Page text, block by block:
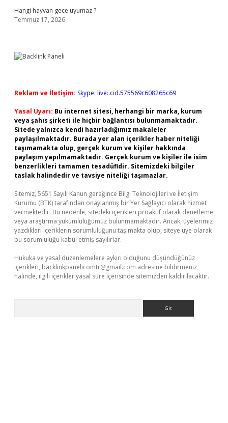
Hangi hayvan gece uyumaz ?
Temmuz 17, 2026
Reklam ve İletişim: Skype: live:.cid.575569c608265c69
Yasal Uyarı: Bu internet sitesi, herhangi bir marka, kurum
veya şahıs şirketi ile hiçbir bağlantısı bulunmamaktadır.
Sitede yalnızca kendi hazırladığımız makaleler
paylaşılmaktadır. Burada yer alan içerikler haber niteliği
taşımamakta olup, gerçek kurum ve kişiler hakkında
paylaşım yapılmamaktadır. Gerçek kurum ve kişiler ile isim
benzerlikleri tamamen tesadüfidir. Sitemizdeki bilgiler
taslak halindedir ve tavsiye niteliği taşımazlar.
Sitemiz, 5651 Sayılı Kanun gereğince Bilgi Teknolojileri ve İletişim
Kurumu (BTK) tarafından onaylanmış bir Yer Sağlayıcı olarak hizmet
vermektedir. Bu nedenle, sitedeki içerikleri proaktif olarak denetleme
veya araştırma yükümlülüğümüz bulunmamaktadır. Ancak, üyelerimiz
yazdıkları içeriklerin sorumluluğunu taşımakta olup, siteye üye olarak
bu sorumluluğu kabul etmiş sayılırlar.
Hukuka ve yasal düzenlemelere aykırı olduğunu düşündüğünüz
içerikleri, backlinkpanelicomtr@gmail.com adresine bildirmeniz
halinde, ilgili içerikler yasal süre içerisinde sitemizden kaldırılacaktır.